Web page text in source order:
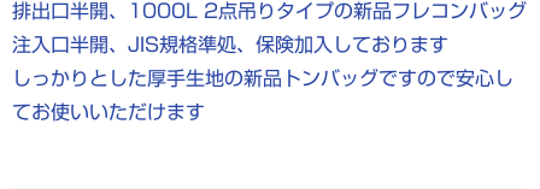
排出口半開、1000L 2点吊りタイプの新品フレコンバッグ
注入口半開、JIS規格準処、保険加入しております
しっかりとした厚手生地の新品トンバッグですので安心し
てお使いいただけます